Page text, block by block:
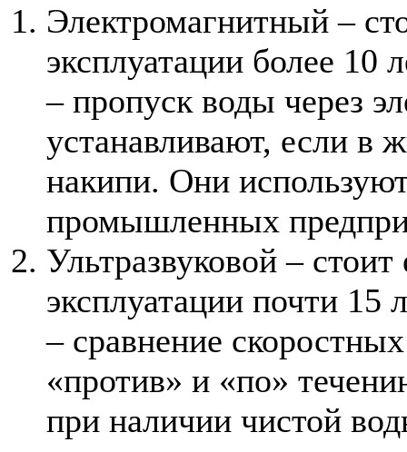
Электромагнитный –
эксплуатации более 10
– пропуск воды через
устанавливают, если в
накипи. Они
промышленных
Ультразвуковой –
эксплуатации почти
– сравнение
«против» и «по»
при наличии чистой